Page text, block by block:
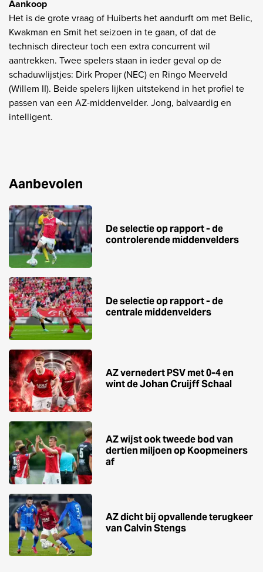
Aankoop
Het is de grote vraag of Huiberts het aandurft om met Belic,
Kwakman en Smit het seizoen in te gaan, of dat de
technisch directeur toch een extra concurrent wil
aantrekken. Twee spelers staan in ieder geval op de
schaduwlijstjes: Dirk Proper (NEC) en Ringo Meerveld
(Willem II). Beide spelers lijken uitstekend in het profiel te
passen van een AZ-middenvelder. Jong, balvaardig en
intelligent.
Aanbevolen
De selectie op rapport - de
controlerende middenvelders
De selectie op rapport - de
centrale middenvelders
AZ vernedert PSV met 0-4 en
wint de Johan Cruijff Schaal
AZ wijst ook tweede bod van
dertien miljoen op Koopmeiners
af
AZ dicht bij opvallende terugkeer
van Calvin Stengs